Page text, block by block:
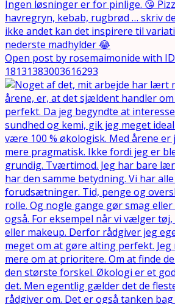
Open post by rosemaimonide with ID
18131383003616293